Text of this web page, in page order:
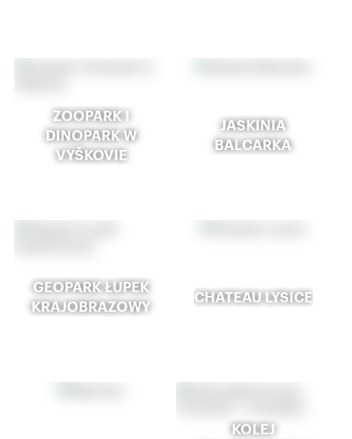
ZOOPARK I
DINOPARK W
VYŠKOVIE
JASKINIA
BALCARKA
GEOPARK ŁUPEK
KRAJOBRAZOWY
CHATEAU LYSICE
KOLEJ